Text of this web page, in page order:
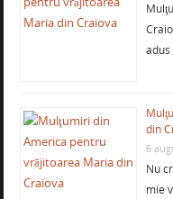
din
6
Nu
mie